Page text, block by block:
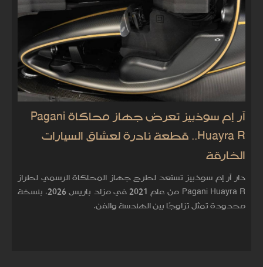
آر إم سوذبيز تعرض جهاز محاكاة Pagani
Huayra R.. قطعة نادرة لعشاق السيارات
الخارقة
دار آر إم سوذبيز تستعد لطرح جهاز المحاكاة الرسمي لطراز
Pagani Huayra R من عام 2021 في مزاد باريس 2026، بنسخة
محدودة تمثل تزاوجًا بين الهندسة والفن.